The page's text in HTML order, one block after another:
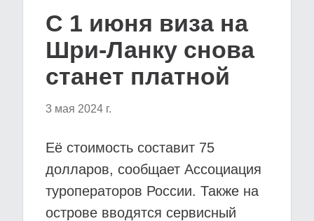
С 1 июня виза на
Шри-Ланку снова
станет платной
3 мая 2024 г.
Её стоимость составит 75
долларов, сообщает Ассоциация
туроператоров России. Также на
острове вводятся сервисный